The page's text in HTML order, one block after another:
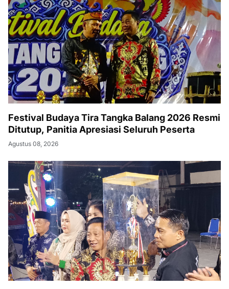
Festival Budaya Tira Tangka Balang 2026 Resmi
Ditutup, Panitia Apresiasi Seluruh Peserta
Agustus 08, 2026